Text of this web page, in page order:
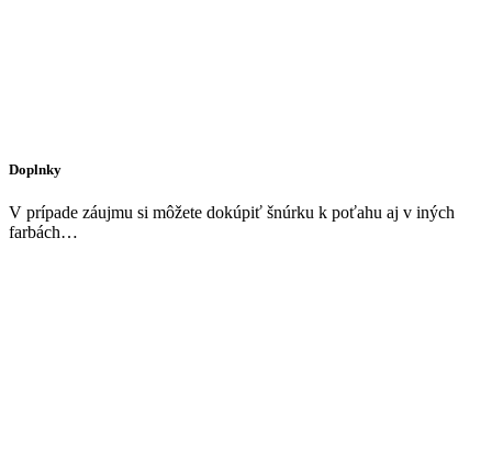
Doplnky
V prípade záujmu si môžete dokúpiť šnúrku k poťahu aj v iných
farbách…